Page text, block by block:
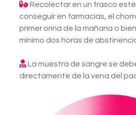
Recolectar en un frasco
conseguir en farmacias, el
primer orina de la mañana o
mínimo dos horas de
La muestra de sangre se
directamente de la vena del